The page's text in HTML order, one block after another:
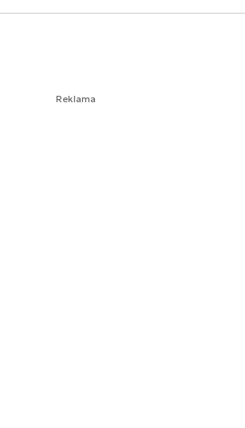
Reklama